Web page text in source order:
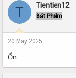
T Tientien12
Bát Phẩm
20 May 2025
Ổn